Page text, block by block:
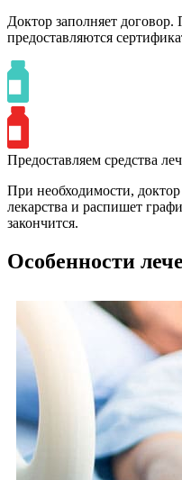
Доктор заполняет
предоставляются
Предоставляем средства
При необходимости,
лекарства и распишет
закончится.
Особенности